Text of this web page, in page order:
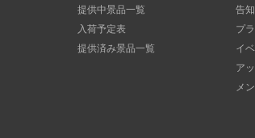
提供中景品一覧
入荷予定表
提供済み景品一覧
告知
プ
イ
ア
メ